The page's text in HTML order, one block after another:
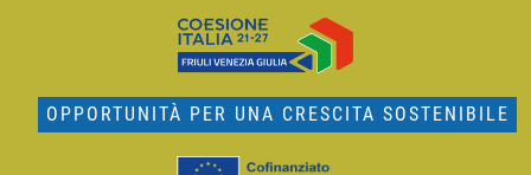
OPPORTUNITÀ PER UNA CRESCITA SOSTENIBILE